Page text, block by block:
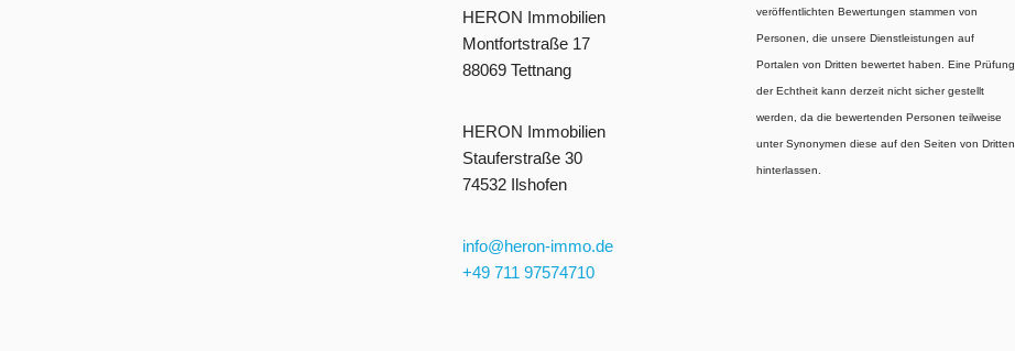
HERON Immobilien
Montfortstraße 17
88069 Tettnang
HERON Immobilien
Stauferstraße 30
74532 Ilshofen
info@heron-immo.de
+49 711 97574710
veröffentlichten Bewertungen stammen von
Personen, die unsere Dienstleistungen auf
Portalen von Dritten bewertet haben. Eine Prüfung
der Echtheit kann derzeit nicht sicher gestellt
werden, da die bewertenden Personen teilweise
unter Synonymen diese auf den Seiten von Dritten
hinterlassen.